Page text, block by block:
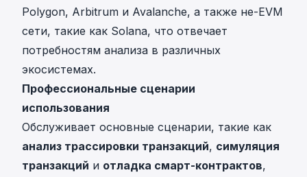
Polygon, Arbitrum и Avalanche, а также не-EVM
сети, такие как Solana, что отвечает
потребностям анализа в различных
экосистемах.
Профессиональные сценарии
использования
Обслуживает основные сценарии, такие как
анализ трассировки транзакций, симуляция
транзакций и отладка смарт-контрактов,